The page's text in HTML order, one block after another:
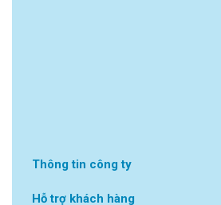
Thông tin công ty
Hỗ trợ khách hàng